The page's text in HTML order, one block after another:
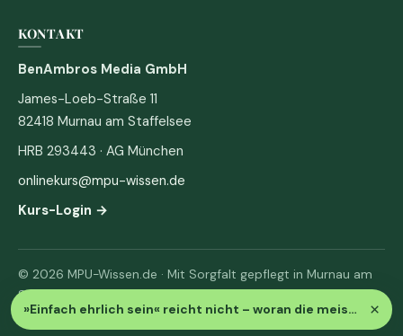
»Einfach ehrlich sein« reicht nicht – woran die meisten durchfallen ×
KONTAKT
BenAmbros Media GmbH
James-Loeb-Straße 11
82418 Murnau am Staffelsee
HRB 293443 · AG München
onlinekurs@mpu-wissen.de
Kurs-Login →
© 2026 MPU-Wissen.de · Mit Sorgfalt gepflegt in Murnau am
Staffelsee
Impressum·Datenschutz & AGB